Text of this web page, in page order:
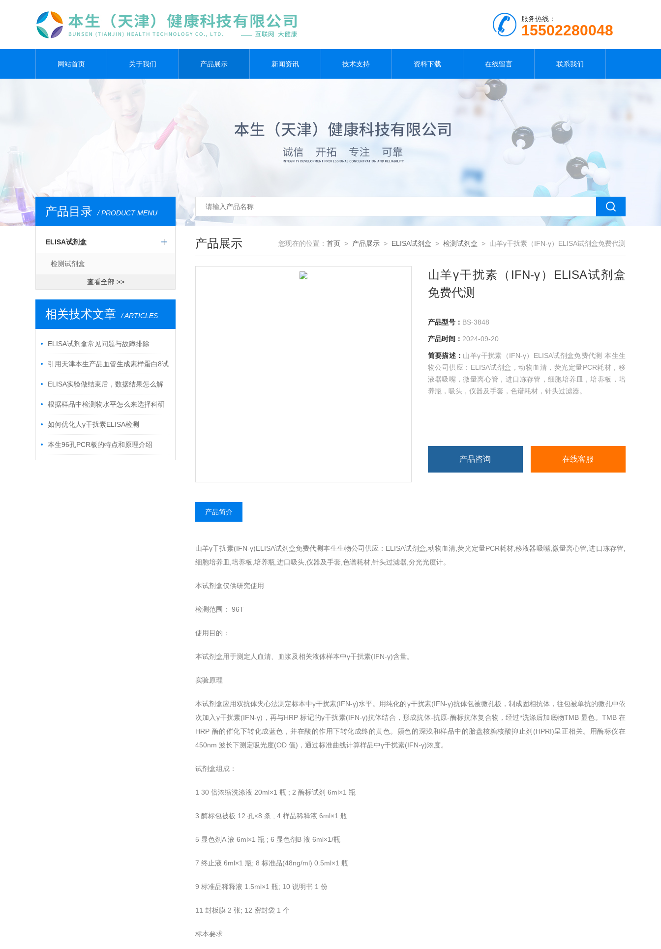
服务热线：
15502280048
网站首页 关于我们 产品展示 新闻资讯 技术支持 资料下载 在线留言 联系我们
产品目录 / PRODUCT MENU
ELISA试剂盒
检测试剂盒
查看全部 >>
相关技术文章 / ARTICLES
ELISA试剂盒常见问题与故障排除
引用天津本生产品血管生成素样蛋白8试
剂盒文献
ELISA实验做结束后，数据结果怎么解
读?根据样品中检测物水平怎么来选择科研
ELISA试剂盒
如何优化人γ干扰素ELISA检测
本生96孔PCR板的特点和原理介绍
产品展示 您现在的位置： 首页 > 产品展示 > ELISA试剂盒 > 检测试剂盒 > 山羊γ干扰素（IFN-γ）ELISA试剂盒免费代测
山羊γ干扰素（IFN-γ）ELISA试剂盒
免费代测
产品型号： BS-3848
产品时间： 2024-09-20
简要描述： 山羊γ干扰素（IFN-γ）ELISA试剂盒免费代测 本生生
物公司供应：ELISA试剂盒，动物血清，荧光定量PCR耗材，移
液器吸嘴，微量离心管，进口冻存管，细胞培养皿，培养板，培
养瓶，吸头，仪器及手套，色谱耗材，针头过滤器。
产品咨询 在线客服
产品简介
山羊γ干扰素(IFN-γ)ELISA试剂盒免费代测本生生物公司供应：ELISA试剂盒,动物血清,荧光定量PCR耗材,移液器吸嘴,微量离心管,进口冻存管,
细胞培养皿,培养板,培养瓶,进口吸头,仪器及手套,色谱耗材,针头过滤器,分光光度计。
本试剂盒仅供研究使用
检测范围： 96T
使用目的：
本试剂盒用于测定人血清、血浆及相关液体样本中γ干扰素(IFN-γ)含量。
实验原理
本试剂盒应用双抗体夹心法测定标本中γ干扰素(IFN-γ)水平。用纯化的γ干扰素(IFN-γ)抗体包被微孔板，制成固相抗体，往包被单抗的微孔中依
次加入γ干扰素(IFN-γ)，再与HRP 标记的γ干扰素(IFN-γ)抗体结合，形成抗体-抗原-酶标抗体复合物，经过*洗涤后加底物TMB 显色。TMB 在
HRP 酶的催化下转化成蓝色，并在酸的作用下转化成终的黄色。颜色的深浅和样品中的胎盘核糖核酸抑止剂(HPRI)呈正相关。用酶标仪在
450nm 波长下测定吸光度(OD 值)，通过标准曲线计算样品中γ干扰素(IFN-γ)浓度。
试剂盒组成：
1 30 倍浓缩洗涤液 20ml×1 瓶 ; 2 酶标试剂 6ml×1 瓶
3 酶标包被板 12 孔×8 条 ; 4 样品稀释液 6ml×1 瓶
5 显色剂A 液 6ml×1 瓶 ; 6 显色剂B 液 6ml×1/瓶
7 终止液 6ml×1 瓶; 8 标准品(48ng/ml) 0.5ml×1 瓶
9 标准品稀释液 1.5ml×1 瓶; 10 说明书 1 份
11 封板膜 2 张; 12 密封袋 1 个
标本要求